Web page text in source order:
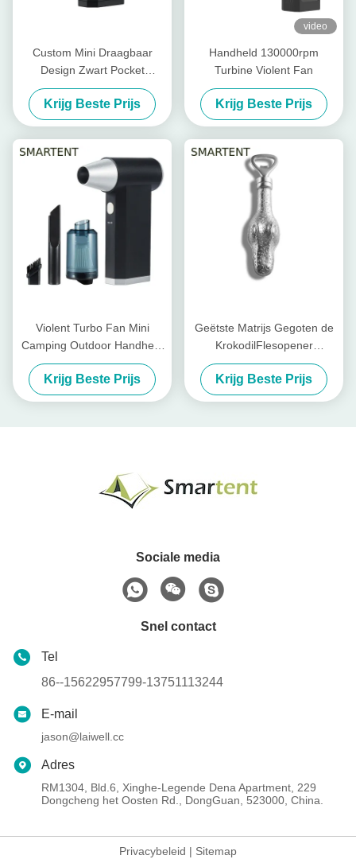
Custom Mini Draagbaar
Design Zwart Pocket
Handheld Violent Turbo Fan
Ultieme koeloplossing voor
custom behoeften
Krijg Beste Prijs
video
Handheld 130000rpm
Turbine Violent Fan
Krijg Beste Prijs
Violent Turbo Fan Mini
Camping Outdoor Handheld
High Speed Dust Removal
Verstelbare Camping Voor
Custom Cool Camping
Krijg Beste Prijs
Geëtste Matrijs Gegoten de
KrokodilFlesopener
165*40MM van de
MetaalFlesopener
Krijg Beste Prijs
Sociale media
Snel contact
Tel
86--15622957799-13751113244
E-mail
jason@laiwell.cc
Adres
RM1304, Bld.6, Xinghe-Legende Dena Apartment, 229
Dongcheng het Oosten Rd., DongGuan, 523000, China.
Privacybeleid | Sitemap